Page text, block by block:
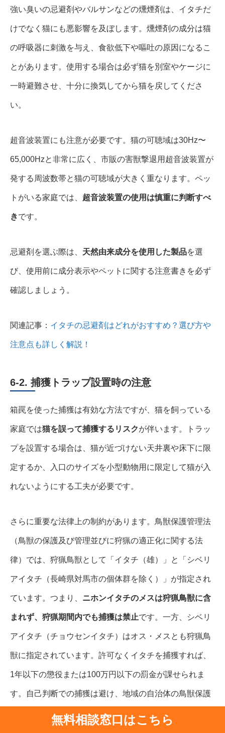
強い臭いの忌避剤やバルサンなどの燻煙剤は、イタチだ
けでなく猫にも悪影響を及ぼします。燻煙剤の成分は猫
の呼吸器に刺激を与え、食欲低下や嘔吐の原因になるこ
とがあります。使用する場合は必ず猫を別室やケージに
一時避難させ、十分に換気してから猫を戻してくださ
い。
超音波装置にも注意が必要です。猫の可聴域は30Hz〜
65,000Hzと非常に広く、市販の害獣撃退用超音波装置が
発する周波数帯と猫の可聴域が大きく重なります。ペッ
トがいる家庭では、 超音波装置の使用は慎重に判断すべ
きです。
忌避剤を選ぶ際は、 天然由来成分を使用した製品を選
び、使用前に成分表示やペットに関する注意書きを必ず
確認しましょう。
関連記事： イタチの忌避剤はどれがおすすめ？選び方や
注意点も詳しく解説！
6-2. 捕獲トラップ設置時の注意
箱罠を使った捕獲は有効な方法ですが、猫を飼っている
家庭では猫を誤って捕獲するリスクが伴います。トラッ
プを設置する場合は、猫が近づけない天井裏や床下に限
定するか、入口のサイズを小型動物用に限定して猫が入
れないようにする工夫が必要です。
さらに重要な法律上の制約があります。鳥獣保護管理法
（鳥獣の保護及び管理並びに狩猟の適正化に関する法
律）では、狩猟鳥獣として「イタチ（雄）」と「シベリ
アイタチ（長崎県対馬市の個体群を除く）」が指定され
ています。つまり、 ニホンイタチのメスは狩猟鳥獣に含
まれず、狩猟期間内でも捕獲は禁止です。一方、シベリ
アイタチ（チョウセンイタチ）はオス・メスとも狩猟鳥
獣に指定されています。許可なくイタチを捕獲すれば、
1年以下の懲役または100万円以下の罰金が課せられま
す。自己判断での捕獲は避け、地域の自治体の鳥獣保護
管理担当窓口に必ず確認してください。
無料相談窓口はこちら